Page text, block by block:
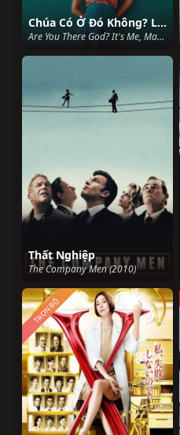
Chúa Có Ở Đó Không? Là Tôi, Margaret
Are You There God? It's Me, Margaret. (2023)
Thất Nghiệp
The Company Men (2010)
TRỌN BỘ